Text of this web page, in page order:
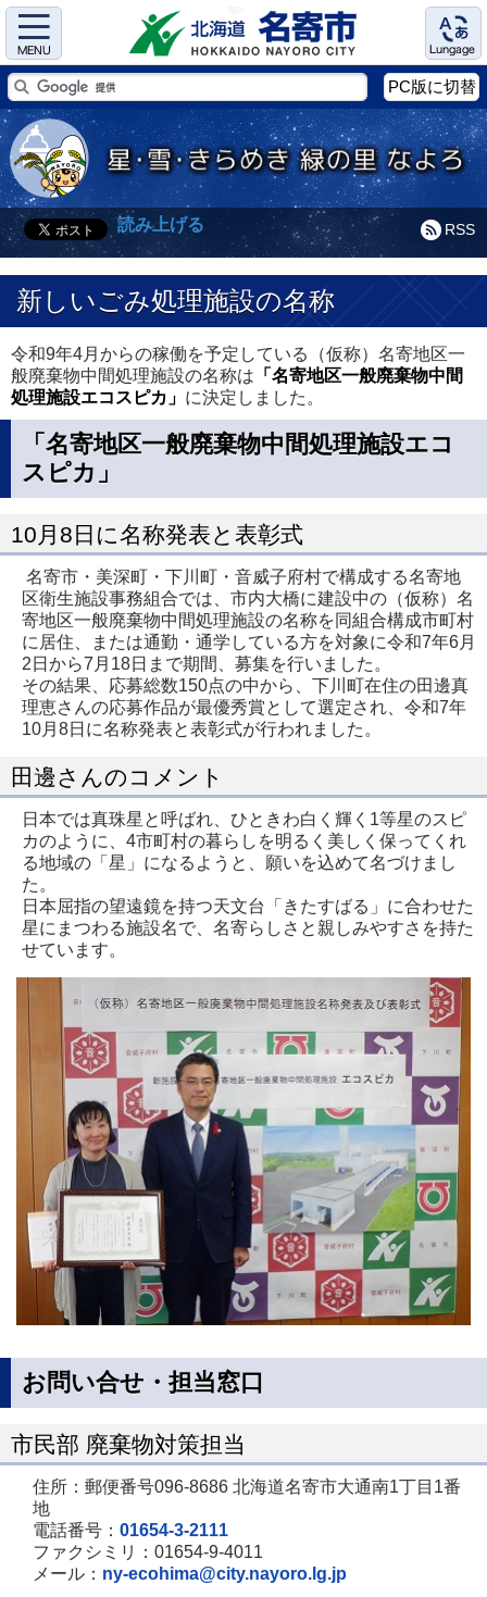
Menu Language
PC版に切替
RSS
読み上げる
新しいごみ処理施設の名称
令和9年4月からの稼働を予定している（仮称）名寄地区一
般廃棄物中間処理施設の名称は 「名寄地区一般廃棄物中間
処理施設エコスピカ」 に決定しました。
「名寄地区一般廃棄物中間処理施設エコ
スピカ」
10月8日に名称発表と表彰式
名寄市・美深町・下川町・音威子府村で構成する名寄地
区衛生施設事務組合では、市内大橋に建設中の（仮称）名
寄地区一般廃棄物中間処理施設の名称を同組合構成市町村
に居住、または通勤・通学している方を対象に令和7年6月
2日から7月18日まで期間、募集を行いました。
その結果、応募総数150点の中から、下川町在住の田邊真
理恵さんの応募作品が最優秀賞として選定され、令和7年
10月8日に名称発表と表彰式が行われました。
田邊さんのコメント
日本では真珠星と呼ばれ、ひときわ白く輝く1等星のスピ
カのように、4市町村の暮らしを明るく美しく保ってくれ
る地域の「星」になるようと、願いを込めて名づけまし
た。
日本屈指の望遠鏡を持つ天文台「きたすばる」に合わせた
星にまつわる施設名で、名寄らしさと親しみやすさを持た
せています。
お問い合せ・担当窓口
市民部 廃棄物対策担当
住所：郵便番号096-8686 北海道名寄市大通南1丁目1番
地
電話番号： 01654-3-2111
ファクシミリ：01654-9-4011
メール： ny-ecohima@city.nayoro.lg.jp